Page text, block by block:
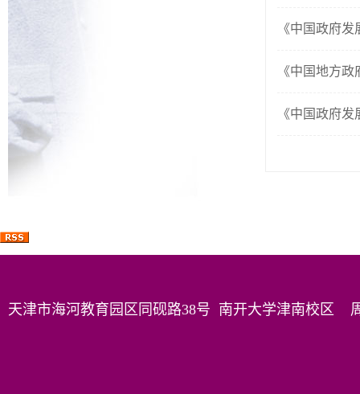
《中国政府
《中国地方
《中国政府
天津市海河教育园区同砚路38号 南开大学津南校区